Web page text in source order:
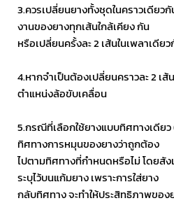
3.ควรเปลี่ยนยางทั้งชุดในคราวเดียว
งานของยางทุกเส้นใกล้เคียง กัน
หรือเปลี่ยนครั้งละ 2 เส้นในเพลาเดีย
4.หากจำเป็นต้องเปลี่ยนคราวละ 2 เ
ตำแหน่งล้อขับเคลื่อน
5.กรณีที่เลือกใช้ยางแบบทิศทางเดี
ทิศทางการหมุนของยางว่าถูกต้อง
ไปตามทิศทางที่กำหนดหรือไม่ โดยสั
ระบุไว้บนแก้มยาง เพราะการใส่ยาง
กลับทิศทาง จะทำให้ประสิทธิภาพขอ